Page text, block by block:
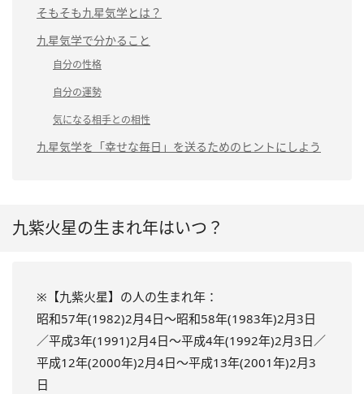
そもそも九星気学とは？
九星気学で分かること
自分の性格
自分の運勢
気になる相手との相性
九星気学を「幸せな毎日」を送るためのヒントにしよう
九紫火星の生まれ年はいつ？
※【九紫火星】の人の生まれ年：
昭和57年(1982)2月4日～昭和58年(1983年)2月3日
／平成3年(1991)2月4日～平成4年(1992年)2月3日／
平成12年(2000年)2月4日～平成13年(2001年)2月3
日